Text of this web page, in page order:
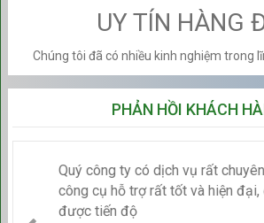
Bảng Giá Hút Bể Phốt
Khảo tại Hà Nội
lượng)
lớn, đơn giá trên mỗi khối (m³) sẽ càng
Khối Lượng Hút Thực
UY TÍN HÀNG
Chúng tôi đã có nhiều kinh nghiệm trong
PHẢN HỒI KHÁCH
Quý công ty có dịch vụ rất
công cụ hỗ trợ rất tốt và hiện
được tiến độ